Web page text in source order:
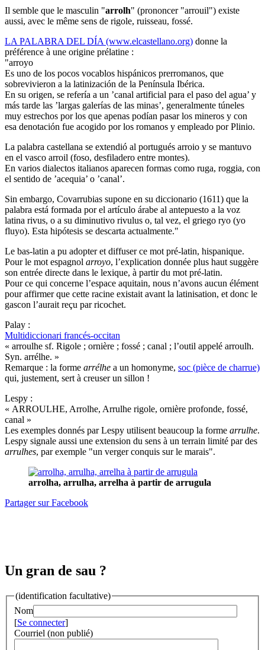
Il semble que le masculin "arrolh" (prononcer "arrouil") existe
aussi, avec le même sens de rigole, ruisseau, fossé.
LA PALABRA DEL DÍA (www.elcastellano.org) donne la
préférence à une origine prélatine :
"arroyo
Es uno de los pocos vocablos hispánicos prerromanos, que
sobrevivieron a la latinización de la Península Ibérica.
En su origen, se refería a un ’canal artificial para el paso del agua’ y
más tarde las ’largas galerías de las minas’, generalmente túneles
muy estrechos por los que apenas podían pasar los mineros y con
esa denotación fue acogido por los romanos y empleado por Plinio.
La palabra castellana se extendió al portugués arroio y se mantuvo
en el vasco arroil (foso, desfiladero entre montes).
En varios dialectos italianos aparecen formas como ruga, roggia, con
el sentido de ’acequia’ o ’canal’.
Sin embargo, Covarrubias supone en su diccionario (1611) que la
palabra está formada por el artículo árabe al antepuesto a la voz
latina rivus, o a su diminutivo rivulus o, tal vez, el griego ryo (yo
fluyo). Esta hipótesis se descarta actualmente."
Le bas-latin a pu adopter et diffuser ce mot pré-latin, hispanique.
Pour le mot espagnol arroyo, l’explication donnée plus haut suggère
son entrée directe dans le lexique, à partir du mot pré-latin.
Pour ce qui concerne l’espace aquitain, nous n’avons aucun élément
pour affirmer que cette racine existait avant la latinisation, et donc le
gascon l’aurait reçu par ricochet.
Palay :
Multidiccionari francés-occitan
« arroulhe sf. Rigole ; ornière ; fossé ; canal ; l’outil appelé arroulh.
Syn. arrélhe. »
Remarque : la forme arrélhe a un homonyme, soc (pièce de charrue)
qui, justement, sert à creuser un sillon !
Lespy :
« ARROULHE, Arrolhe, Arrulhe rigole, ornière profonde, fossé,
canal »
Les exemples donnés par Lespy utilisent beaucoup la forme arrulhe.
Lespy signale aussi une extension du sens à un terrain limité par des
arrulhes, par exemple "un verger conquis sur le marais".
arrolha, arrulha, arrelha à partir de arrugula
Partager sur Facebook
Un gran de sau ?
(identification facultative)
Nom
[Se connecter]
Courriel (non publié)